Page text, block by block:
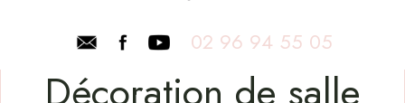
02 96 94 55 05